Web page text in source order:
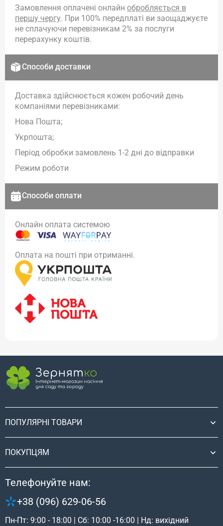
Замовлення оплачені онлайн обробляється в
першу чергу. При 100% передплаті ви заощаджуєте
не сплачуючи перевізникам 2% за послуги
перерахунку коштів.
Способи доставки
Доставка здійснюється кожен робочий день
компаніями перевізниками:
Нова Пошта;
Укрпошта;
Період обробки замовлень 1-2 дні до відправки
Режим роботи
Способи оплати
Онлайн оплата системою
Оплата на пошті при отриманні.
ПОПУЛЯРНІ ТОВАРИ
ПОКУПЦЯМ
Телефонуйте нам:
+38 (096) 629-06-56
Пн-Пт: 9:00 - 18:00 | Сб: 10:00 -16:00 | Нд: вихідний